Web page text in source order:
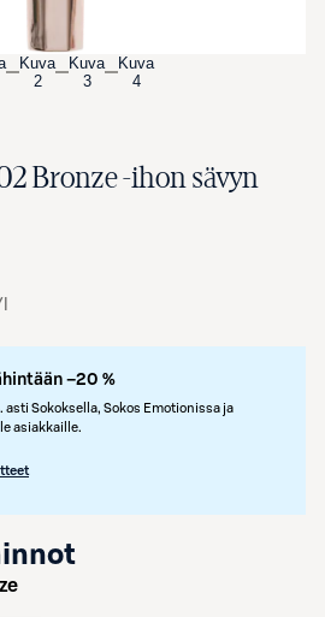
Kuva
2
Kuva
3
Kuva
4
Bronze -ihon sävyn
–20 %
Sokoksella, Sokos Emotionissa ja
asiakkaille.